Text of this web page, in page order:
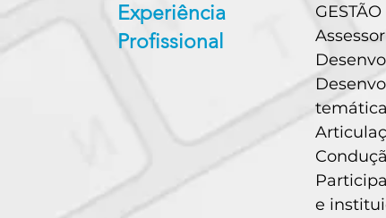
Experiência
Profissional
e